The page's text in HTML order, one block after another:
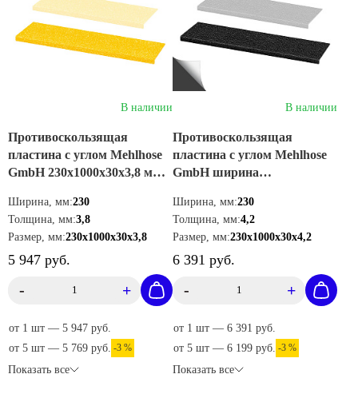
В наличии
Противоскользящая
пластина с углом Mehlhose
GmbH 230х1000х30х3,8 мм,
GKMG2301000
Ширина, мм:230
Толщина, мм:3,8
Размер, мм:230х1000х30х3,8
5 947 руб.
- +
от 1 шт — 5 947 руб.
от 5 шт — 5 769 руб. -3 %
Показать все
В наличии
Противоскользящая
пластина с углом Mehlhose
GmbH ширина
черный, GKXS2301000
Ширина, мм:230
Толщина, мм:4,2
Размер, мм:230х1000х30х4,2
6 391 руб.
- +
от 1 шт — 6 391 руб.
от 5 шт — 6 199 руб. -3 %
Показать все